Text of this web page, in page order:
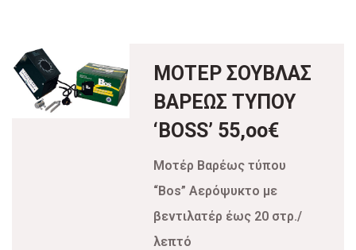
ΜΟΤΕΡ ΣΟΥΒΛΑΣ
ΒΑΡΕΩΣ ΤΥΠΟΥ
‘BOSS’ 55,oo€
Μοτέρ Βαρέως τύπου
“Bos” Αερόψυκτο με
βεντιλατέρ έως 20 στρ./
λεπτό